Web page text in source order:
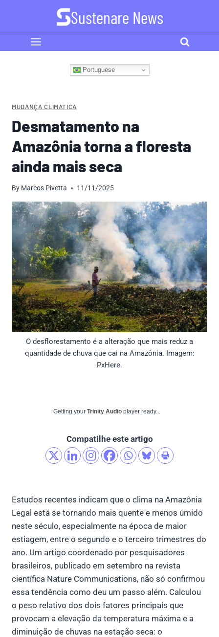
content
Sustenare News
Portuguese
MUDANÇA CLIMÁTICA
Desmatamento na
Amazônia torna a floresta
ainda mais seca
By Marcos Pivetta 11/11/2025
O desflorestamento é a alteração que mais reduz a
quantidade de chuva que cai na Amazônia. Imagem:
PxHere.
Getting your Trinity Audio player ready...
Compatilhe este artigo
Estudos recentes indicam que o clima na Amazônia
Legal está se tornando mais quente e menos úmido
neste século, especialmente na época de maior
estiagem, entre o segundo e o terceiro trimestres do
ano. Um artigo coordenado por pesquisadores
brasileiros, publicado em setembro na revista
científica Nature Communications, não só confirmou
essa tendência como deu um passo além. Calculou
o peso relativo dos dois fatores principais que
provocam a elevação da temperatura máxima e a
diminuição de chuvas na estação seca: o